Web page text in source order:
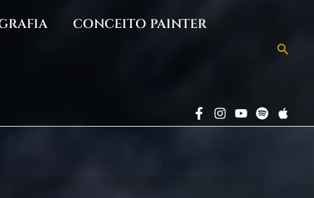
CONCEITO PAINTER